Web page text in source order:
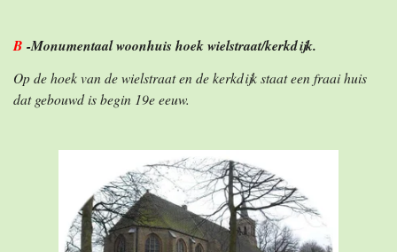
B -Monumentaal woonhuis hoek wielstraat/kerkdijk.
Op de hoek van de wielstraat en de kerkdijk staat een fraai huis
dat gebouwd is begin 19e eeuw.